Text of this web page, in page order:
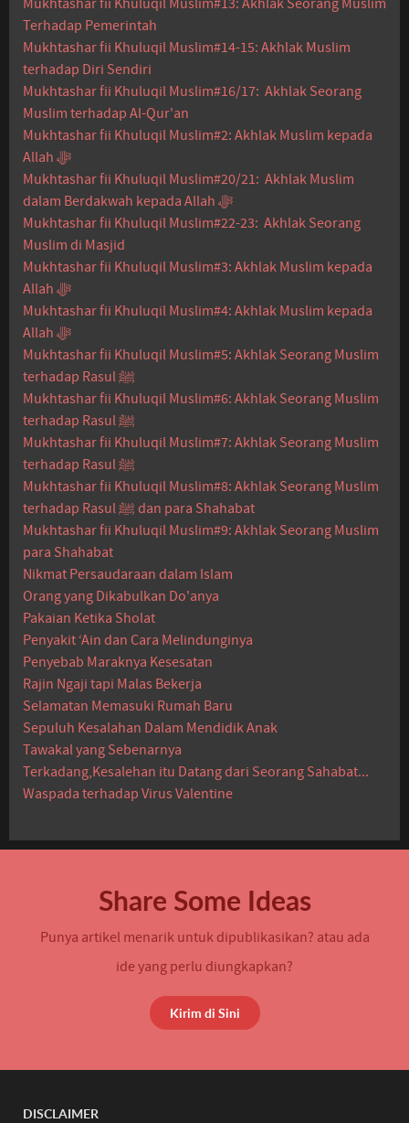
Mukhtashar fii Khuluqil Muslim#13: Akhlak Seorang Muslim
Terhadap Pemerintah
Mukhtashar fii Khuluqil Muslim#14-15: Akhlak Muslim
terhadap Diri Sendiri
Mukhtashar fii Khuluqil Muslim#16/17: Akhlak Seorang
Muslim terhadap Al-Qur'an
Mukhtashar fii Khuluqil Muslim#2: Akhlak Muslim kepada
Allah ﷻ
Mukhtashar fii Khuluqil Muslim#20/21: Akhlak Muslim
dalam Berdakwah kepada Allah ﷻ
Mukhtashar fii Khuluqil Muslim#22-23: Akhlak Seorang
Muslim di Masjid
Mukhtashar fii Khuluqil Muslim#3: Akhlak Muslim kepada
Allah ﷻ
Mukhtashar fii Khuluqil Muslim#4: Akhlak Muslim kepada
Allah ﷻ
Mukhtashar fii Khuluqil Muslim#5: Akhlak Seorang Muslim
terhadap Rasul ﷺ
Mukhtashar fii Khuluqil Muslim#6: Akhlak Seorang Muslim
terhadap Rasul ﷺ
Mukhtashar fii Khuluqil Muslim#7: Akhlak Seorang Muslim
terhadap Rasul ﷺ
Mukhtashar fii Khuluqil Muslim#8: Akhlak Seorang Muslim
terhadap Rasul ﷺ dan para Shahabat
Mukhtashar fii Khuluqil Muslim#9: Akhlak Seorang Muslim
para Shahabat
Nikmat Persaudaraan dalam Islam
Orang yang Dikabulkan Do'anya
Pakaian Ketika Sholat
Penyakit ‘Ain dan Cara Melindunginya
Penyebab Maraknya Kesesatan
Rajin Ngaji tapi Malas Bekerja
Selamatan Memasuki Rumah Baru
Sepuluh Kesalahan Dalam Mendidik Anak
Tawakal yang Sebenarnya
Terkadang,Kesalehan itu Datang dari Seorang Sahabat...
Waspada terhadap Virus Valentine
Share Some Ideas
Punya artikel menarik untuk dipublikasikan? atau ada
ide yang perlu diungkapkan?
Kirim di Sini
DISCLAIMER